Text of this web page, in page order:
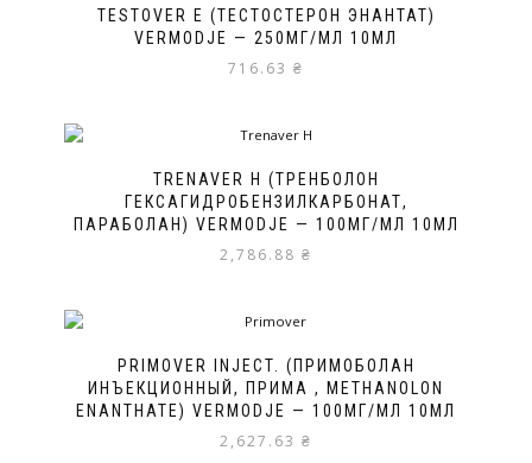
TESTOVER E (ТЕСТОСТЕРОН ЭНАНТАТ)
VERMODJE — 250МГ/МЛ 10МЛ
716.63 ₴
TRENAVER H (ТРЕНБОЛОН
ГЕКСАГИДРОБЕНЗИЛКАРБОНАТ,
ПАРАБОЛАН) VERMODJE — 100МГ/МЛ 10МЛ
2,786.88 ₴
PRIMOVER INJECT. (ПРИМОБОЛАН
ИНЪЕКЦИОННЫЙ, ПРИМА , METHANOLON
ENANTHATE) VERMODJE — 100МГ/МЛ 10МЛ
2,627.63 ₴